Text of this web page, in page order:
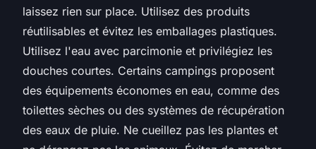
laissez rien sur place. Utilisez des produits
réutilisables et évitez les emballages plastiques.
Utilisez l'eau avec parcimonie et privilégiez les
douches courtes. Certains campings proposent
des équipements économes en eau, comme des
toilettes sèches ou des systèmes de récupération
des eaux de pluie. Ne cueillez pas les plantes et